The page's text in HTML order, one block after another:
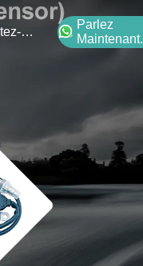
Contactez-Nous
Parlez
Maintenant.